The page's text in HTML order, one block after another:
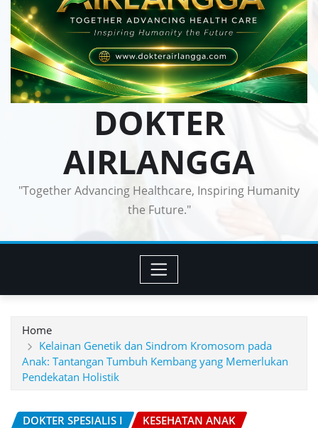
DOKTER
AIRLANGGA
"Together Advancing Healthcare, Inspiring Humanity
the Future."
Home
Kelainan Genetik dan Sindrom Kromosom pada
Anak: Tantangan Tumbuh Kembang yang Memerlukan
Pendekatan Holistik
DOKTER SPESIALIS I
KESEHATAN ANAK